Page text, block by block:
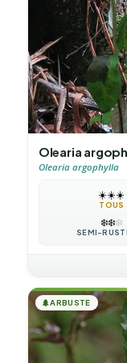
Olearia
Olearia argophylla
☀️☀️☀️
TOUS
❄️❄️❄️
SEMI-
🌲ARBUSTE